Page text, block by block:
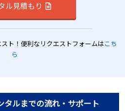
ル見積もり
ト！便利なリクエストフォームはこち
ら
タルまでの流れ・サポート